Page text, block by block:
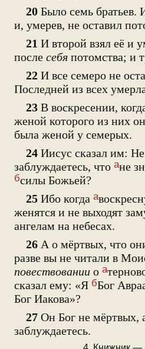
20 Было семь братьев.
и, умерев, не оставил
21 И второй взял её и
после себя потомства; и
22 И все семеро не
Последней из всех
23 В воскресении,
женой которого из них
была женой у семерых.
24 Иисус сказал им:
заблуждаетесь, что ане
бсилы Божьей?
25 Ибо когда а
женятся и не выходят
ангелам на небесах.
26 А о мёртвых, что
разве вы не читали в
повествовании о а
сказал ему: «Я бБог
Бог Иакова»?
27 Он Бог не мёртвых,
заблуждаетесь.